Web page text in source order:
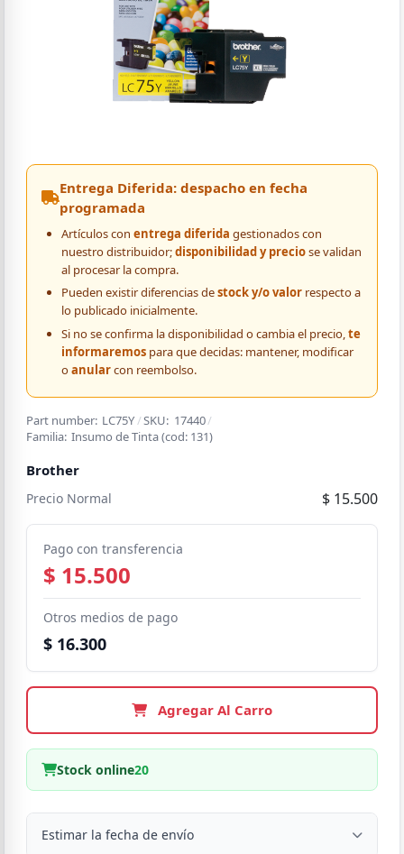
Entrega Diferida: despacho en fecha
programada
Artículos con entrega diferida gestionados con
nuestro distribuidor;disponibilidad y preciose validan
al procesar la compra.
Pueden existir diferencias destock y/o valorrespecto a
lo publicado inicialmente.
Si no se confirma la disponibilidad o cambia el precio,te
informaremospara que decidas: mantener, modificar
oanularcon reembolso.
Part number: LC75Y /SKU: 17440/
Familia: Insumo de Tinta(cod: 131)
Brother
Precio Normal $ 15.500
Pago con transferencia
$ 15.500
Otros medios de pago
$ 16.300
Agregar Al Carro
Stock online20
Estimar la fecha de envío